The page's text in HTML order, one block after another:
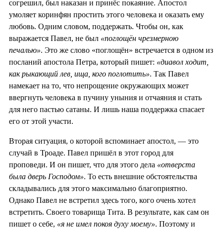
согрешил, был наказан и принёс покаяние. Апостол
умоляет коринфян простить этого человека и оказать ему
любовь. Одним словом, поддержать. Чтобы он, как
выражается Павел, не был «поглощён чрезмерною
печалью». Это же слово «поглощён» встречается в одном из
посланий апостола Петра, который пишет: «диавол ходит,
как рыкающий лев, ища, кого поглотить». Так Павел
намекает на то, что непрощение окружающих может
ввергнуть человека в пучину уныния и отчаяния и стать
для него пастью сатаны. И лишь наша поддержка спасает
его от этой участи.
Вторая ситуация, о которой вспоминает апостол, — это
случай в Троаде. Павел пришёл в этот город для
проповеди. И он пишет, что для этого дела «отверста
была дверь Господом». То есть внешние обстоятельства
складывались для этого максимально благоприятно.
Однако Павел не встретил здесь того, кого очень хотел
встретить. Своего товарища Тита. В результате, как сам он
пишет о себе, «я не имел покоя духу моему». Поэтому и